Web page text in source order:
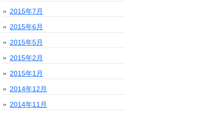
2015年7月
2015年6月
2015年5月
2015年2月
2015年1月
2014年12月
2014年11月